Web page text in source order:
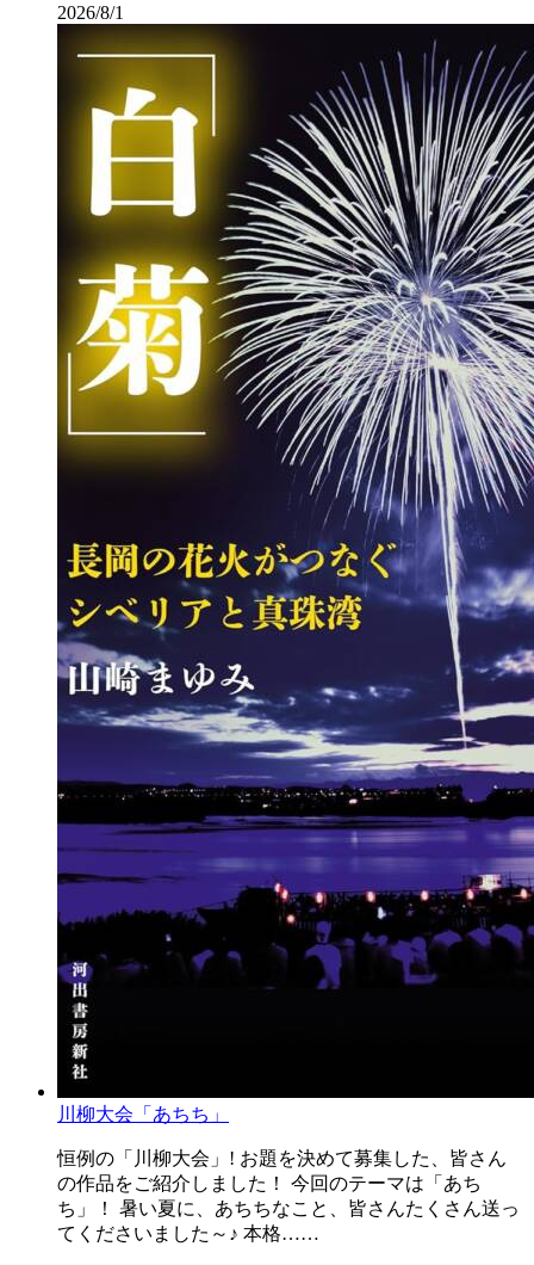
2026/8/1
川柳大会「あちち」
恒例の「川柳大会」! お題を決めて募集した、皆さん
の作品をご紹介しました！ 今回のテーマは「あち
ち」！ 暑い夏に、あちちなこと、皆さんたくさん送っ
てくださいました～♪ 本格……